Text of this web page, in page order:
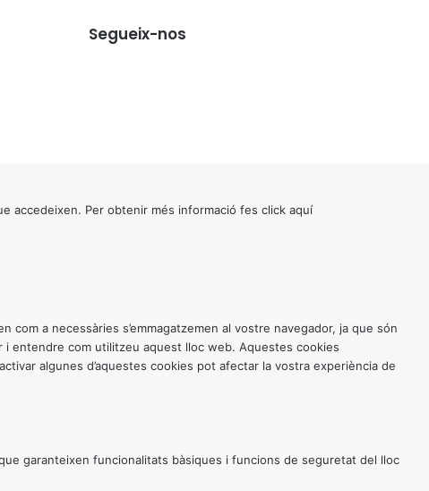
Segueix-nos
accedeixen. Per obtenir més informació fes click aquí
a necessàries s’emmagatzemen al vostre navegador, ja que són
entendre com utilitzeu aquest lloc web. Aquestes cookies
algunes d’aquestes cookies pot afectar la vostra experiència de
garanteixen funcionalitats bàsiques i funcions de seguretat del lloc